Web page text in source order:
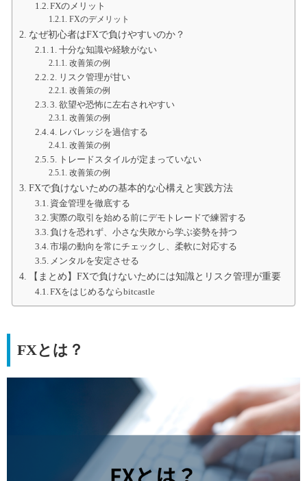
FXのメリット
FXのデメリット
なぜ初心者はFXで負けやすいのか？
1. 十分な知識や経験がない
改善策の例
2. リスク管理が甘い
改善策の例
3. 欲望や恐怖に左右されやすい
改善策の例
4. レバレッジを過信する
改善策の例
5. トレードスタイルが定まっていない
改善策の例
FXで負けないための基本的な心構えと実践方法
資金管理を徹底する
実際の取引を始める前にデモトレードで練習する
負けを恐れず、小さな失敗から学ぶ姿勢を持つ
市場の動向を常にチェックし、柔軟に対応する
メンタルを安定させる
【まとめ】FXで負けないためには知識とリスク管理が重要
FXをはじめるならbitcastle
FXとは？